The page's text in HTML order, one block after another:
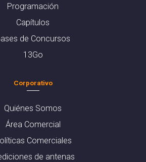
Programación
Capítulos
de Concursos
13Go
Corporativo
Quiénes Somos
Área Comercial
Comerciales
de antenas